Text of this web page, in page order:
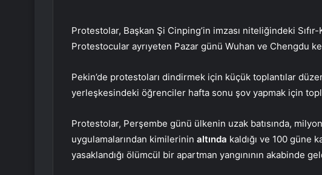
Protestolar, Başkan Şi Cinping’in imzası niteliğindeki Sıfır-
Protestocular ayrıyeten Pazar günü Wuhan ve Chengdu
Pekin’de protestoları dindirmek için küçük toplantılar
yerleşkesindeki öğrenciler hafta sonu şov yapmak için
Protestolar, Perşembe günü ülkenin uzak batısında,
uygulamalarından kimilerinin altında kaldığı ve 100 güne
yasaklandığı ölümcül bir apartman yangınının akabinde